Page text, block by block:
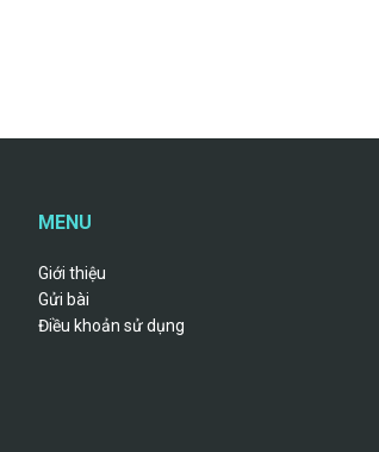
MENU
Giới thiệu
Gửi bài
Điều khoản sử dụng